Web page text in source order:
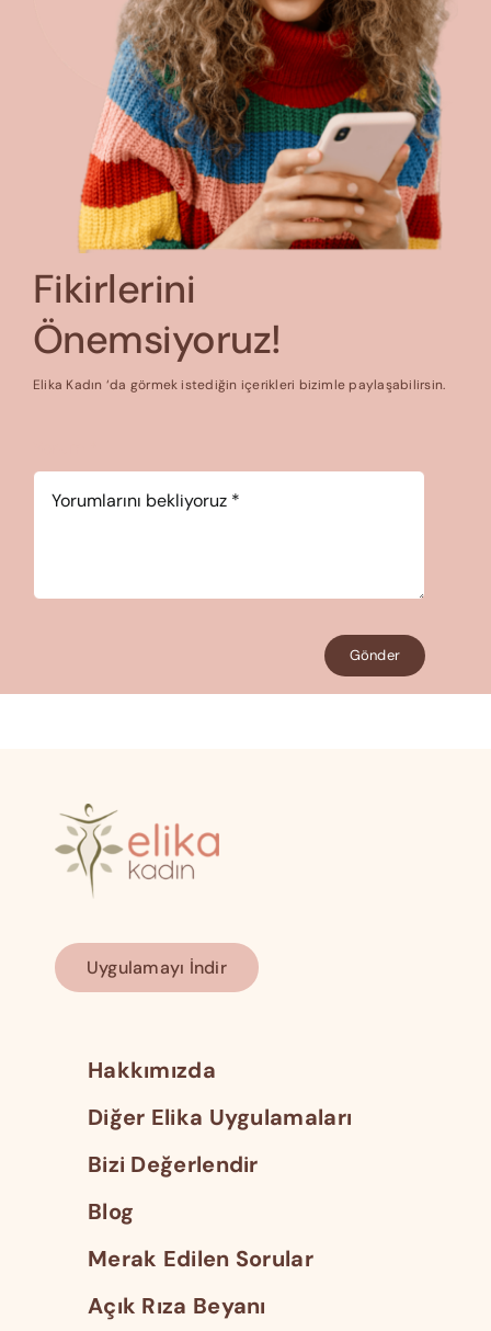
Fikirlerini
Önemsiyoruz!
Elika Kadın ‘da görmek istediğin içerikleri bizimle paylaşabilirsin.
Gönder
Uygulamayı İndir
Hakkımızda
Diğer Elika Uygulamaları
Bizi Değerlendir
Blog
Merak Edilen Sorular
Açık Rıza Beyanı